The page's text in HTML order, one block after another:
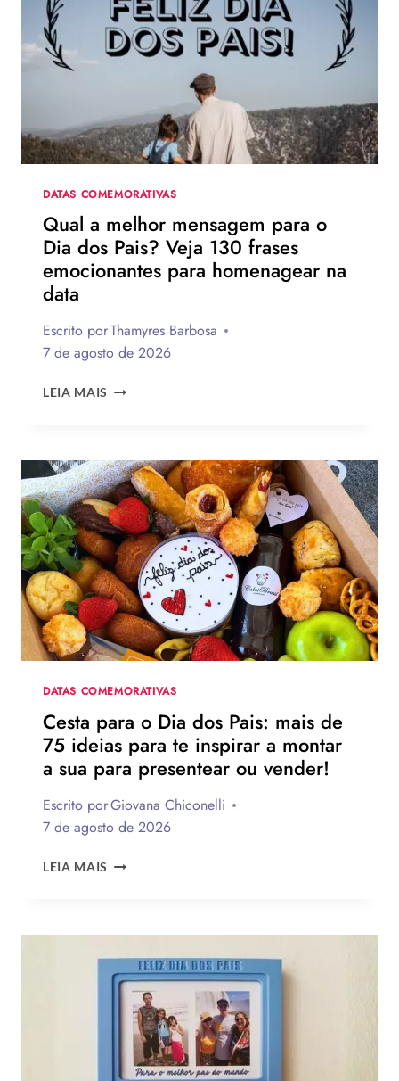
DATAS COMEMORATIVAS
Qual a melhor mensagem para o
Dia dos Pais? Veja 130 frases
emocionantes para homenagear na
data
Escrito porThamyres Barbosa
7 de agosto de 2026
LEIA MAIS QUAL
PARA
O
DIA
DOS
PAIS?
VEJA
130
FRASES
EMOCIONANTES
PARA
HOMENAGEAR
DATA
DATAS COMEMORATIVAS
Cesta para o Dia dos Pais: mais de
75 ideias para te inspirar a montar
a sua para presentear ou vender!
Escrito porGiovana Chiconelli
7 de agosto de 2026
LEIA MAIS CESTA
DOS
PAIS:
MAIS
IDEIAS